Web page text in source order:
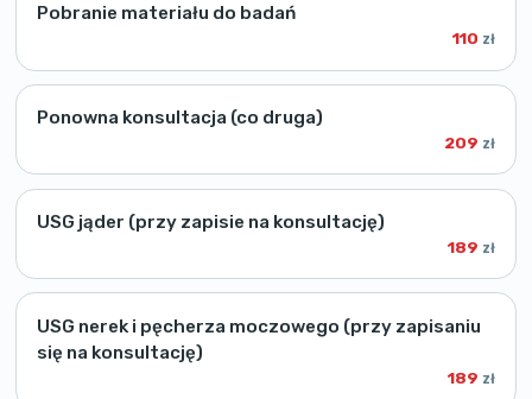
Pobranie materiału do badań
110 zł
Ponowna konsultacja (co druga)
209 zł
USG jąder (przy zapisie na konsultację)
189 zł
USG nerek i pęcherza moczowego (przy zapisaniu
się na konsultację)
189 zł